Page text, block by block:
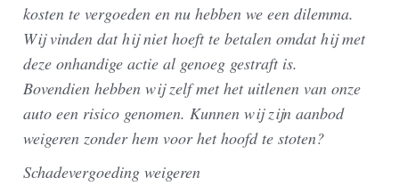
kosten te vergoeden en nu hebben we een dilemma.
Wij vinden dat hij niet hoeft te betalen omdat hij met
deze onhandige actie al genoeg gestraft is.
Bovendien hebben wij zelf met het uitlenen van onze
auto een risico genomen. Kunnen wij zijn aanbod
weigeren zonder hem voor het hoofd te stoten?
Schadevergoeding weigeren